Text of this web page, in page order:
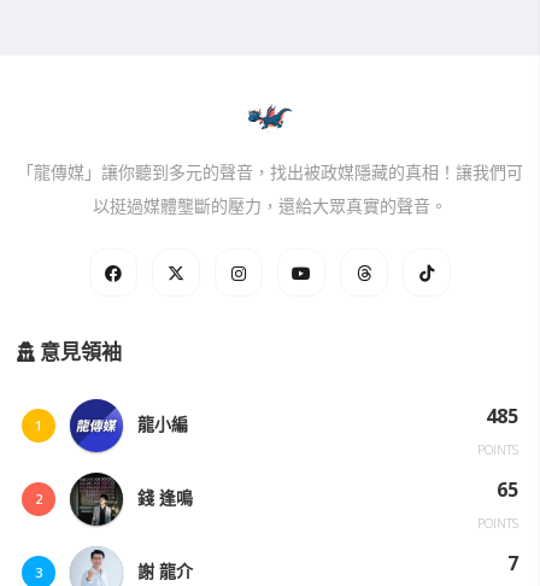
「龍傳媒」讓你聽到多元的聲音，找出被政媒隱藏的真相！讓我們可
以挺過媒體壟斷的壓力，還給大眾真實的聲音。
意見領袖
1 龍小編 485
POINTS
2 錢 逢鳴 65
POINTS
3 謝 龍介 7